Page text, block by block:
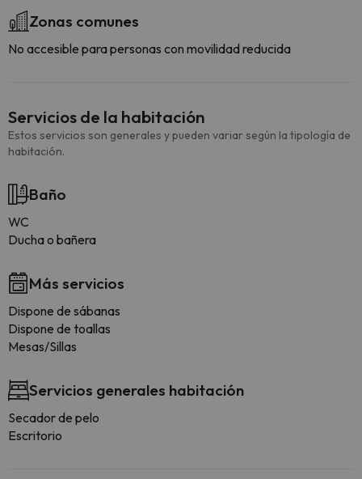
Zonas comunes
No accesible para personas con movilidad reducida
Servicios de la habitación
Estos servicios son generales y pueden variar según la tipología de
habitación.
Baño
WC
Ducha o bañera
Más servicios
Dispone de sábanas
Dispone de toallas
Mesas/Sillas
Servicios generales habitación
Secador de pelo
Escritorio